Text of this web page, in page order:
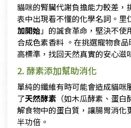
貓咪的腎臟代謝負擔能力較差，
表中出現看不懂的化學名詞。里
加開始 」的誠食革命，堅決不使
合成色素香料 。在挑選寵物食
高標準，找回天然真實的安心滋
2. 酵素添加幫助消化
單純的纖維有時可能會造成貓咪
了天然酵素 （如木瓜酵素、蛋
解食物中的蛋白質，讓腸胃消化
半功倍。